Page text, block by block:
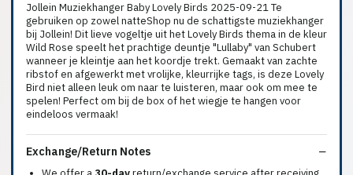
Jollein Muziekhanger Baby Lovely Birds 2025-09-21 Te
gebruiken op zowel natteShop nu de schattigste muziekhanger
bij Jollein! Dit lieve vogeltje uit het Lovely Birds thema in de kleur
Wild Rose speelt het prachtige deuntje "Lullaby" van Schubert
wanneer je kleintje aan het koordje trekt. Gemaakt van zachte
ribstof en afgewerkt met vrolijke, kleurrijke tags, is deze Lovely
Bird niet alleen leuk om naar te luisteren, maar ook om mee te
spelen! Perfect om bij de box of het wiegje te hangen voor
eindeloos vermaak!
Exchange/Return Notes